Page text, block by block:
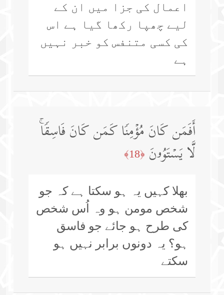
اعمال کی جزا میں ان کے
لیے چھپا رکھا گیا ہے اس
کی کسی متنفس کو خبر نہیں
ہے
أَفَمَن كَانَ مُؤۡمِنࣰا كَمَن كَانَ فَاسِقࣰاۚ
لَّا یَسۡتَوُۥنَ ﴿18﴾
بھلا کہیں یہ ہو سکتا ہے کہ جو
شخص مومن ہو وہ اُس شخص
کی طرح ہو جائے جو فاسق
ہو؟ یہ دونوں برابر نہیں ہو
سکتے